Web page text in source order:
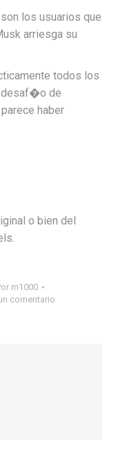
los usuarios que
arriesga su
todos los
desaf�o de
haber
o bien del
m1000
comentario